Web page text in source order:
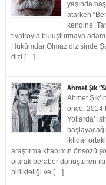
yaşında
atarken
kendine.
tiyatroyla buluşturmaya
Hükümdar Olmaz dizisinde
dizi […]
Ahmet Şık
Ahmet
önce,
Yollarda’
iktidar
araştırma kitabımın önsözü
olarak beraber dönüştüren
birlikteliği ve […]